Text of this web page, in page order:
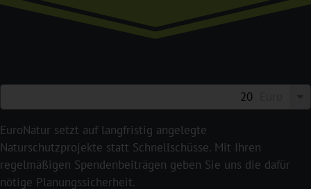
EuroNatur setzt auf langfristig angelegte
Naturschutzprojekte statt Schnellschüsse. Mit Ihren
regelmäßigen Spendenbeiträgen geben Sie uns die dafür
nötige Planungssicherheit.